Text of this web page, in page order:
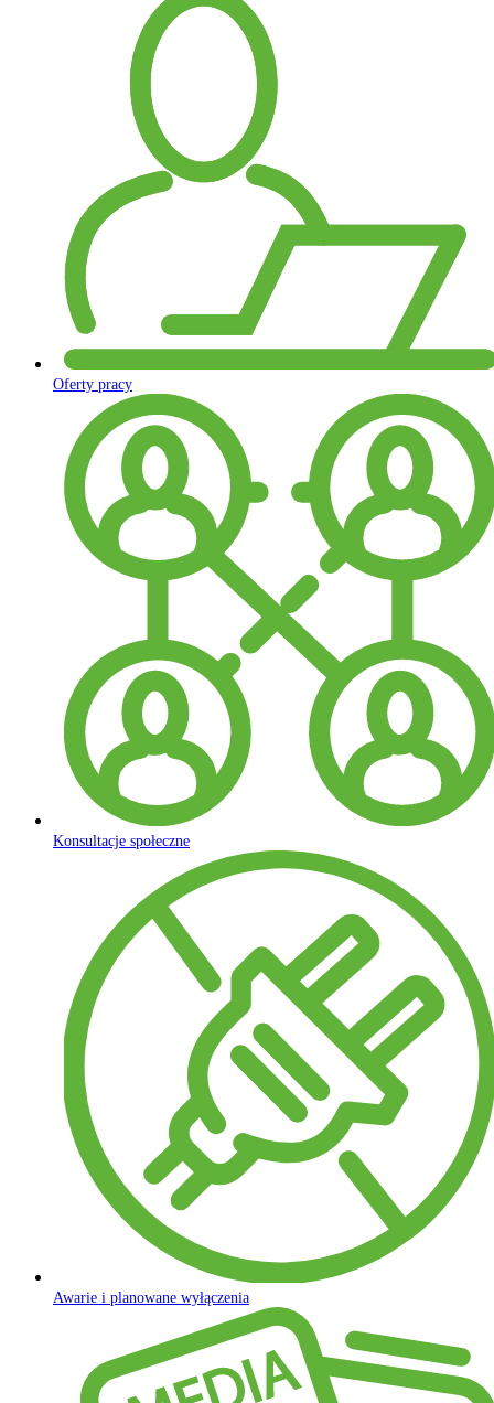
Oferty pracy
Konsultacje społeczne
Awarie i planowane wyłączenia